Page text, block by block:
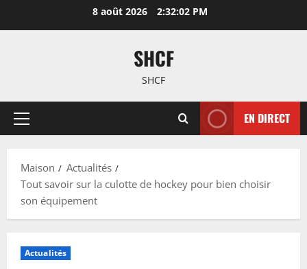
8 août 2026 2:32:03 PM
SHCF
SHCF
Menu
EN DIRECT
Maison
Actualités
Tout savoir sur la culotte de hockey pour bien choisir
son équipement
Actualités